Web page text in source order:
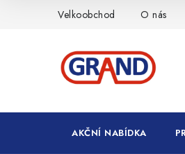
Velkoobchod O nás
AKČNÍ NABÍDKA